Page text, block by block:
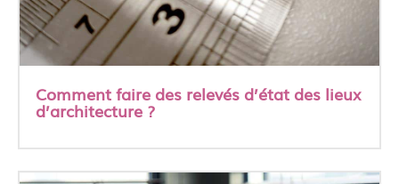
Comment faire des relevés d’état des lieux
d’architecture ?